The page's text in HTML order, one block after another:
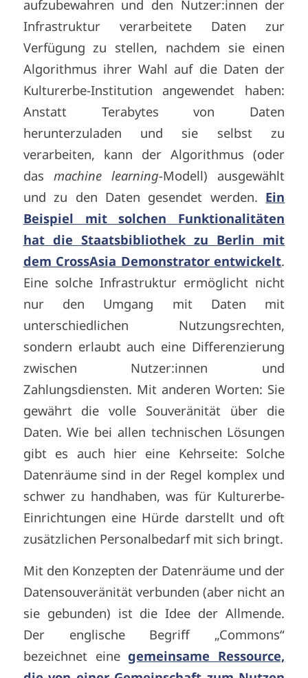
aufzubewahren und den Nutzer:innen der
Infrastruktur verarbeitete Daten zur
Verfügung zu stellen, nachdem sie einen
Algorithmus ihrer Wahl auf die Daten der
Kulturerbe-Institution angewendet haben:
Anstatt Terabytes von Daten
herunterzuladen und sie selbst zu
verarbeiten, kann der Algorithmus (oder
das machine learning-Modell) ausgewählt
und zu den Daten gesendet werden. Ein
Beispiel mit solchen Funktionalitäten
hat die Staatsbibliothek zu Berlin mit
dem CrossAsia Demonstrator entwickelt.
Eine solche Infrastruktur ermöglicht nicht
nur den Umgang mit Daten mit
unterschiedlichen Nutzungsrechten,
sondern erlaubt auch eine Differenzierung
zwischen Nutzer:innen und
Zahlungsdiensten. Mit anderen Worten: Sie
gewährt die volle Souveränität über die
Daten. Wie bei allen technischen Lösungen
gibt es auch hier eine Kehrseite: Solche
Datenräume sind in der Regel komplex und
schwer zu handhaben, was für Kulturerbe-
Einrichtungen eine Hürde darstellt und oft
zusätzlichen Personalbedarf mit sich bringt.
Mit den Konzepten der Datenräume und der
Datensouveränität verbunden (aber nicht an
sie gebunden) ist die Idee der Allmende.
Der englische Begriff „Commons“
bezeichnet einegemeinsame Ressource,